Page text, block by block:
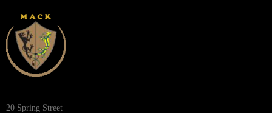
20 Spring Street